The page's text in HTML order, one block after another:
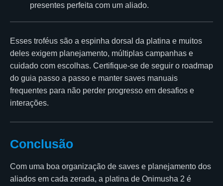
presentes perfeita com um aliado.
Esses troféus são a espinha dorsal da platina e muitos
deles exigem planejamento, múltiplas campanhas e
cuidado com escolhas. Certifique-se de seguir o roadmap
do guia passo a passo e manter saves manuais
frequentes para não perder progresso em desafios e
interações.
Conclusão
Com uma boa organização de saves e planejamento dos
aliados em cada zerada, a platina de Onimusha 2 é